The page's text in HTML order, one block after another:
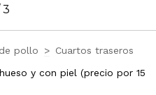
3
pollo > Cuartos traseros
y con piel (precio por 15